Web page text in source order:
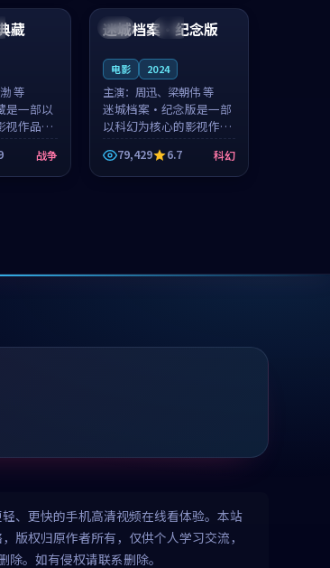
藏
等
是一部以
视作品，
与人物成
奏紧凑，
战争
法国 独播
迷城档案·纪念版
电影 2024
主演： 周迅、梁朝伟 等
迷城档案·纪念版是一部
以科幻为核心的影视作
品，围绕危机、反转与人
物成长展开，整体节奏紧
凑，值得推荐观看。
79,429 6.7 科幻
、更快的手机高清视频在线看体验。本站
版权归原作者所有，仅供个人学习交流，
除。如有侵权请联系删除。